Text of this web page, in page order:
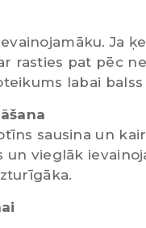
Ja
rasties pat pēc
labai balss
sausina un
un vieglāk